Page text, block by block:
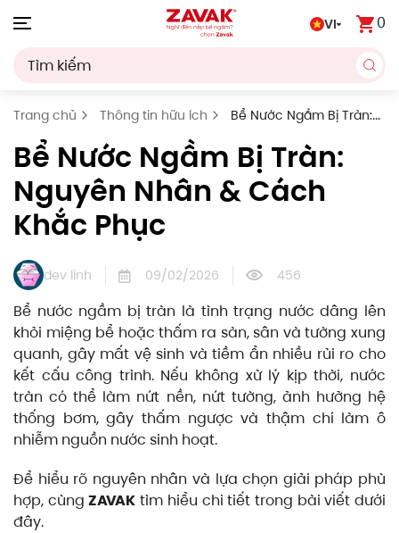
VI 0
Trang chủ Thông tin hữu ích
Bể Nước Ngầm Bị Tràn:
Nguyên Nhân & Cách Khắc Phục
Bể Nước Ngầm Bị Tràn:
Nguyên Nhân & Cách
Khắc Phục
dev linh 09/02/2026 456
Bể nước ngầm bị tràn là tình trạng nước dâng lên
khỏi miệng bể hoặc thấm ra sàn, sân và tường xung
quanh, gây mất vệ sinh và tiềm ẩn nhiều rủi ro cho
kết cấu công trình. Nếu không xử lý kịp thời, nước
tràn có thể làm nứt nền, nứt tường, ảnh hưởng hệ
thống bơm, gây thấm ngược và thậm chí làm ô
nhiễm nguồn nước sinh hoạt.
Để hiểu rõ nguyên nhân và lựa chọn giải pháp phù
hợp, cùngZAVAK tìm hiểu chi tiết trong bài viết dưới
đây.